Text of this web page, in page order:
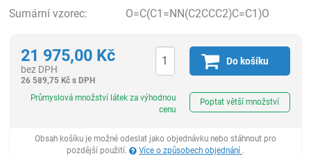
Sumární vzorec:
O=C(C1=NN(C2CCC2)C=C1)O
21 975,00 Kč
bez DPH
26 589,75Kč s DPH
Do košíku
Průmyslová množství látek za výhodnou
cenu
Poptat větší množství
Obsah košíku je možné odeslat jako objednávku nebo stáhnout pro
pozdější použití.
Více o způsobech objednání .